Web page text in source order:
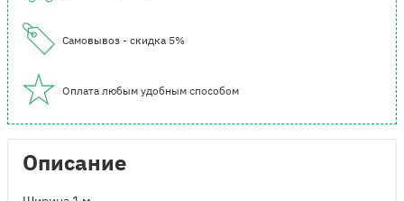
Самовывоз - скидка 5%
Оплата любым удобным способом
Описание